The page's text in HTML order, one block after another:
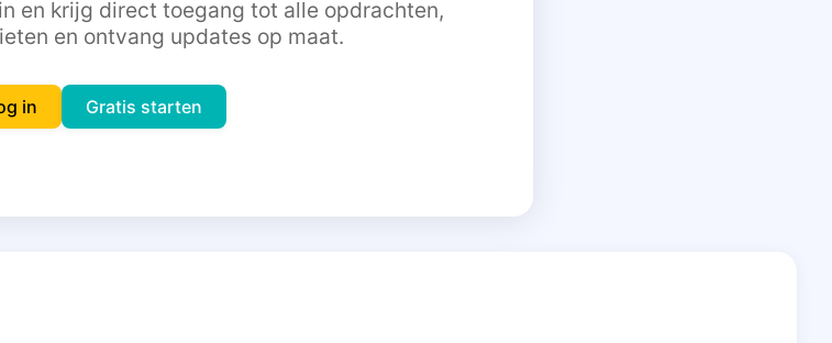
en krijg direct toegang tot alle opdrachten,
en ontvang updates op maat.
in Gratis starten